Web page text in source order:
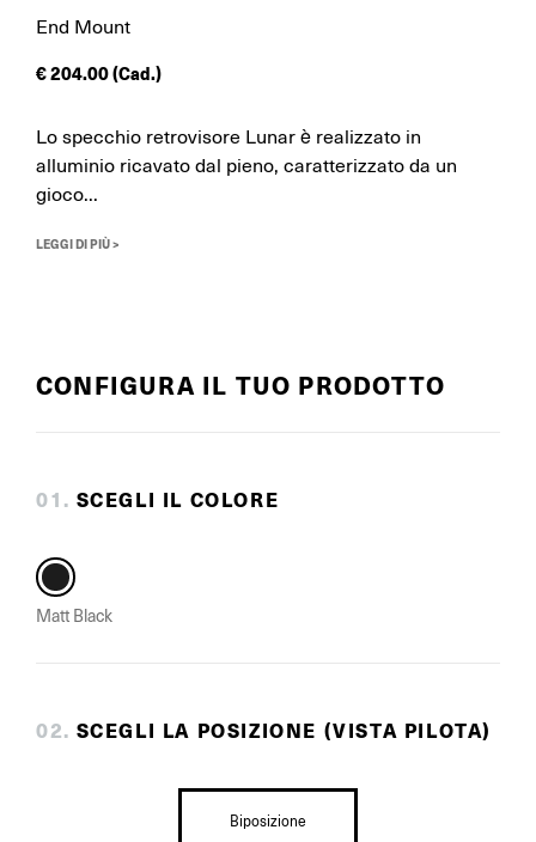
End Mount
€204.00(Cad.)
Lo specchio retrovisore Lunar è realizzato in
alluminio ricavato dal pieno, caratterizzato da un
gioco...
LEGGI DI PIÙ >
CONFIGURA IL TUO PRODOTTO
01 . SCEGLI IL COLORE
Matt Black
02. SCEGLI LA POSIZIONE (VISTA PILOTA)
Biposizione